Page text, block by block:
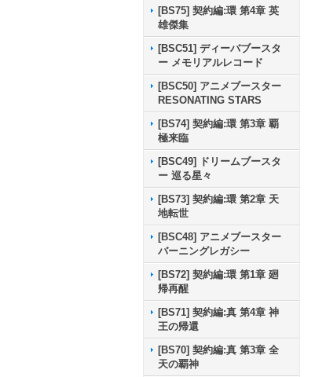
[BS75] 契約編:環 第4章 英
雄傑集
[BSC51] ディーバブースタ
ー メモリアルレコード
[BSC50] アニメブースター
RESONATING STARS
[BS74] 契約編:環 第3章 覇
極来臨
[BSC49] ドリームブースタ
ー 巡る星々
[BS73] 契約編:環 第2章 天
地転世
[BSC48] アニメブースター
バーニングレガシー
[BS72] 契約編:環 第1章 廻
帰再醒
[BS71] 契約編:真 第4章 神
王の帰還
[BS70] 契約編:真 第3章 全
天の覇神